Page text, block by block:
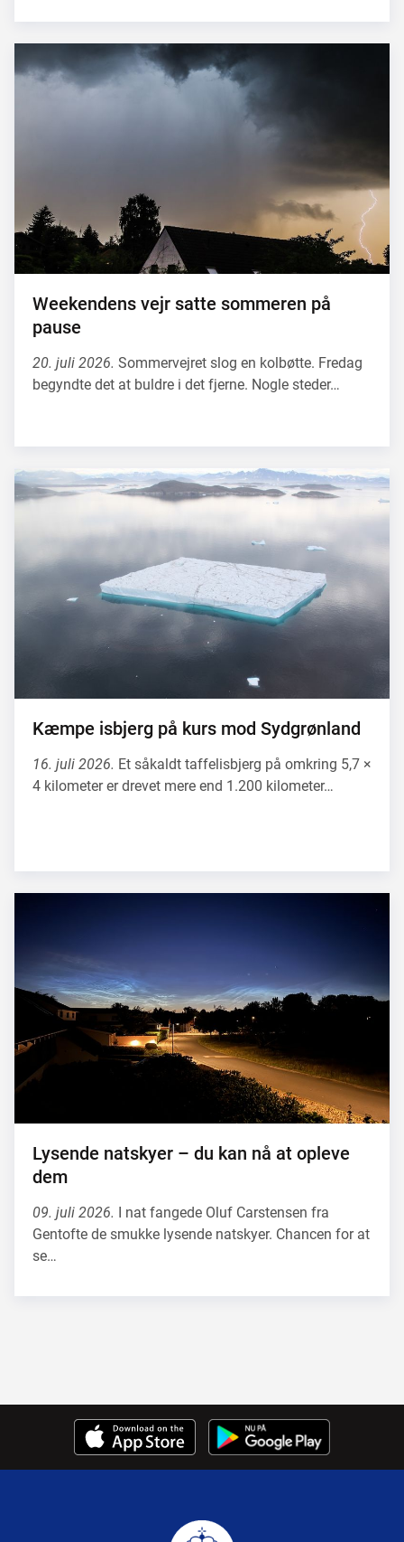
Weekendens vejr satte sommeren på
pause
20. juli 2026. Sommervejret slog en kolbøtte. Fredag
begyndte det at buldre i det fjerne. Nogle steder…
Kæmpe isbjerg på kurs mod Sydgrønland
16. juli 2026. Et såkaldt taffelisbjerg på omkring 5,7 ×
4 kilometer er drevet mere end 1.200 kilometer…
Lysende natskyer – du kan nå at opleve
dem
09. juli 2026. I nat fangede Oluf Carstensen fra
Gentofte de smukke lysende natskyer. Chancen for at
se…